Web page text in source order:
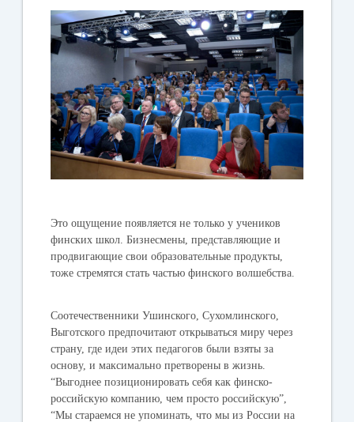
Это ощущение появляется не только у учеников
финских школ. Бизнесмены, представляющие и
продвигающие свои образовательные продукты,
тоже стремятся стать частью финского волшебства.
Соотечественники Ушинского, Сухомлинского,
Выготского предпочитают открываться миру через
страну, где идеи этих педагогов были взяты за
основу, и максимально претворены в жизнь.
“Выгоднее позиционировать себя как финско-
российскую компанию, чем просто российскую”,
“Мы стараемся не упоминать, что мы из России на